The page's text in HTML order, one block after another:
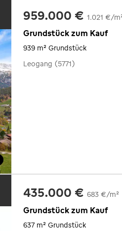
959.000 € 1.021 €/
Grundstück zum Kauf
939 m² Grundstück
Leogang (5771)
435.000 € 683 €/m²
Grundstück zum Kauf
637 m² Grundstück